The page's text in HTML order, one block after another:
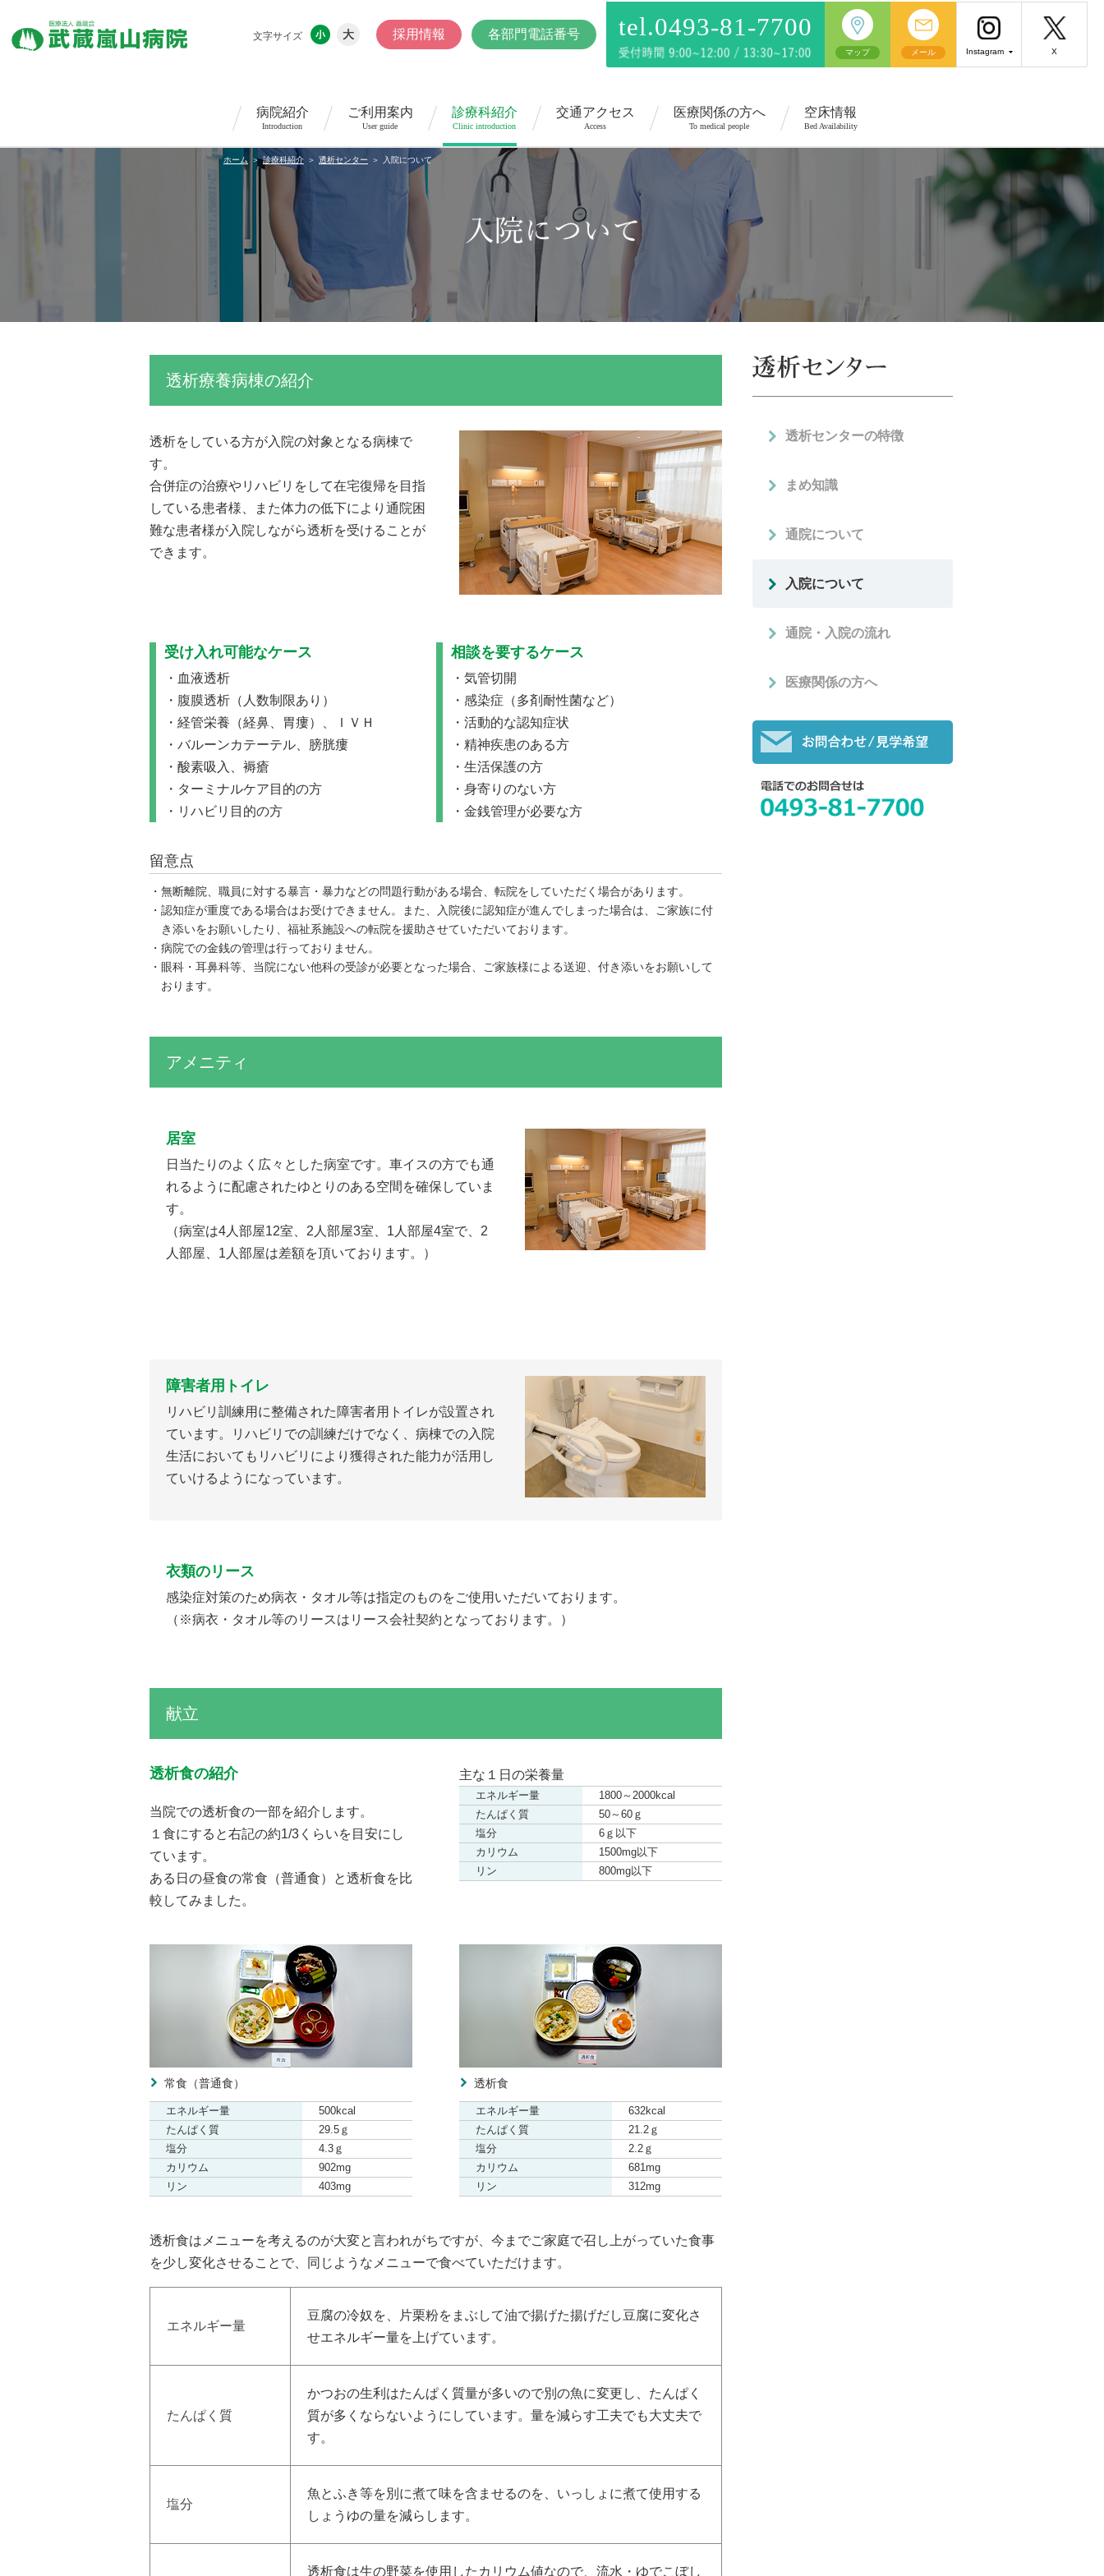
文字サイズ 採用情報 各部門電話番号 tel.0493-81-7700
マップ メール Instagram X
病院紹介
Introduction
ご利用案内
User guide
診療科紹介
Clinic introduction
交通アクセス
Access
医療関係の方へ
To medical people
空床情報
Bed Availability
ホーム 診療科紹介 透析センター 入院について
透析療養病棟の紹介
透析をしている方が入院の対象となる病棟で
す。
合併症の治療やリハビリをして在宅復帰を目指
している患者様、また体力の低下により通院困
難な患者様が入院しながら透析を受けることが
できます。
受け入れ可能なケース
血液透析
腹膜透析（人数制限あり）
経管栄養（経鼻、胃瘻）、ＩＶＨ
バルーンカテーテル、膀胱瘻
酸素吸入、褥瘡
ターミナルケア目的の方
リハビリ目的の方
相談を要するケース
気管切開
感染症（多剤耐性菌など）
活動的な認知症状
精神疾患のある方
生活保護の方
身寄りのない方
金銭管理が必要な方
留意点
無断離院、職員に対する暴言・暴力などの問題行動がある場合、転院をしていただく場合があります。
認知症が重度である場合はお受けできません。また、入院後に認知症が進んでしまった場合は、ご家族に付
き添いをお願いしたり、福祉系施設への転院を援助させていただいております。
病院での金銭の管理は行っておりません。
眼科・耳鼻科等、当院にない他科の受診が必要となった場合、ご家族様による送迎、付き添いをお願いして
おります。
アメニティ
居室
日当たりのよく広々とした病室です。車イスの方でも通
れるように配慮されたゆとりのある空間を確保していま
す。
（病室は4人部屋12室、2人部屋3室、1人部屋4室で、2
人部屋、1人部屋は差額を頂いております。）
障害者用トイレ
リハビリ訓練用に整備された障害者用トイレが設置され
ています。リハビリでの訓練だけでなく、病棟での入院
生活においてもリハビリにより獲得された能力が活用し
ていけるようになっています。
衣類のリース
感染症対策のため病衣・タオル等は指定のものをご使用いただいております。
（※病衣・タオル等のリースはリース会社契約となっております。）
献立
透析食の紹介
当院での透析食の一部を紹介します。
１食にすると右記の約1/3くらいを目安にし
ています。
ある日の昼食の常食（普通食）と透析食を比
較してみました。
主な１日の栄養量
エネルギー量
1800～2000kcal
たんぱく質
50～60ｇ
塩分
6ｇ以下
カリウム
1500mg以下
リン
800mg以下
常食（普通食）
エネルギー量
500kcal
たんぱく質
29.5ｇ
塩分
4.3ｇ
カリウム
902mg
リン
403mg
透析食
エネルギー量
632kcal
たんぱく質
21.2ｇ
塩分
2.2ｇ
カリウム
681mg
リン
312mg
透析食はメニューを考えるのが大変と言われがちですが、今までご家庭で召し上がっていた食事
を少し変化させることで、同じようなメニューで食べていただけます。
エネルギー量
豆腐の冷奴を、片栗粉をまぶして油で揚げた揚げだし豆腐に変化さ
せエネルギー量を上げています。
たんぱく質
かつおの生利はたんぱく質量が多いので別の魚に変更し、たんぱく
質が多くならないようにしています。量を減らす工夫でも大丈夫で
す。
塩分
魚とふき等を別に煮て味を含ませるのを、いっしょに煮て使用する
しょうゆの量を減らします。
透析食は生の野菜を使用したカリウム値なので、流水・ゆでこぼし
透析センターの特徴
まめ知識
通院について
入院について
通院・入院の流れ
医療関係の方へ